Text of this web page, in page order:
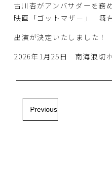
古川杏がアンバサダーを務
映画「ゴットマザー」 舞
出演が決定いたしました！
2026年1月25日 南海浪切
Previous